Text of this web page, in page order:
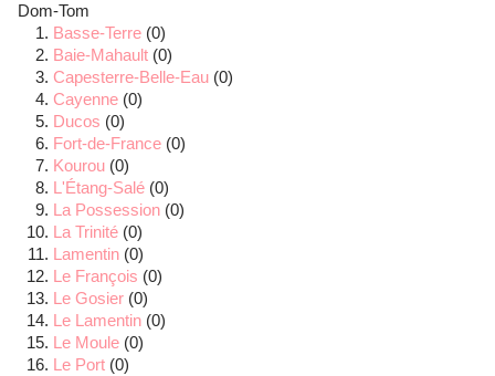
Dom-Tom
Basse-Terre (0)
Baie-Mahault (0)
Capesterre-Belle-Eau (0)
Cayenne (0)
Ducos (0)
Fort-de-France (0)
Kourou (0)
L'Étang-Salé (0)
La Possession (0)
La Trinité (0)
Lamentin (0)
Le François (0)
Le Gosier (0)
Le Lamentin (0)
Le Moule (0)
Le Port (0)